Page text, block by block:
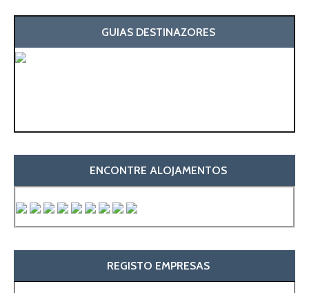
GUIAS DESTINAZORES
ENCONTRE ALOJAMENTOS
REGISTO EMPRESAS